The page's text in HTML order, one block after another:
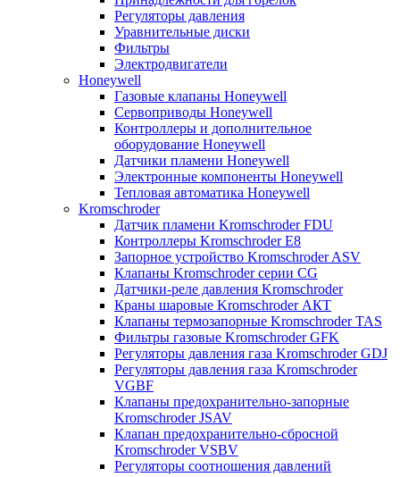
Регуляторы давления
Уравнительные диски
Фильтры
Электродвигатели
Honeywell
Газовые клапаны Honeywell
Сервоприводы Honeywell
Контроллеры и дополнительное
оборудование Honeywell
Датчики пламени Honeywell
Электронные компоненты Honeywell
Тепловая автоматика Honeywell
Kromschroder
Датчик пламени Kromschroder FDU
Контроллеры Kromschroder E8
Запорное устройство Kromschroder ASV
Клапаны Kromschroder серии CG
Датчики-реле давления Kromschroder
Краны шаровые Kromschroder АКТ
Клапаны термозапорные Kromschroder TAS
Фильтры газовые Kromschroder GFK
Регуляторы давления газа Kromschroder GDJ
Регуляторы давления газа Kromschroder
VGBF
Клапаны предохранительно-запорные
Kromschroder JSAV
Клапан предохранительно-сбросной
Kromschroder VSBV
Регуляторы соотношения давлений